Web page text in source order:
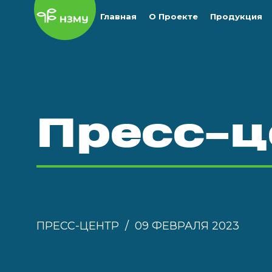
Главная О Проекте Продукция
Пресс-
ПРЕСС-ЦЕНТР 09 ФЕВРАЛЯ 2023